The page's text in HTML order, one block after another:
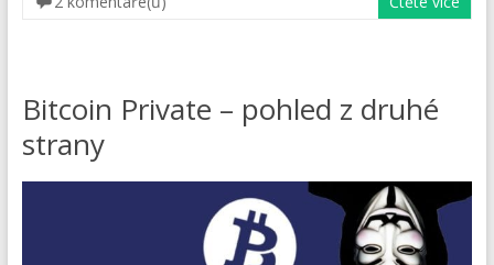
Bitcoin Private – pohled z druhé
strany